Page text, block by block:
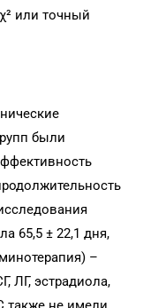
или точный
были
65,5 ± 22,1 дня,
–
ЛГ, эстрадиола,